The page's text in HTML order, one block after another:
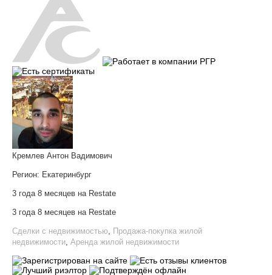
Кремлев Антон Вадимович
Регион: Екатеринбург
3 года 8 месяцев на Restate
3 года 8 месяцев на Restate
Сделки с недвижимостью, Продажа-покупка жилой
недвижимости, Аренда жилой недвижимости